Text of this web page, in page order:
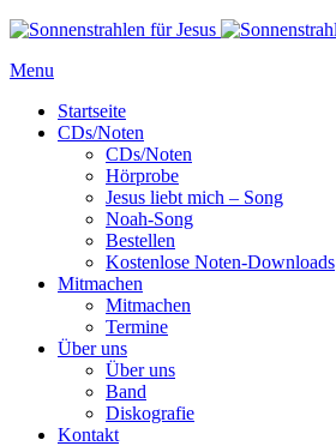
Menu
Startseite
CDs/Noten
CDs/Noten
Hörprobe
Jesus liebt mich – Song
Noah-Song
Bestellen
Kostenlose Noten-Downloads
Mitmachen
Mitmachen
Termine
Über uns
Über uns
Band
Diskografie
Kontakt